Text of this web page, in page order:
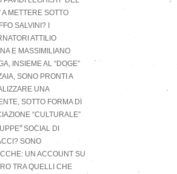
A METTERE SOTTO
SALVINI? I
ATTILIO
E MASSIMILIANO
INSIEME AL “DOGE”
SONO PRONTI A
UNA
SOTTO FORMA DI
“CULTURALE”
SOCIAL DI
SONO
UN ACCOUNT SU
TRA QUELLI CHE